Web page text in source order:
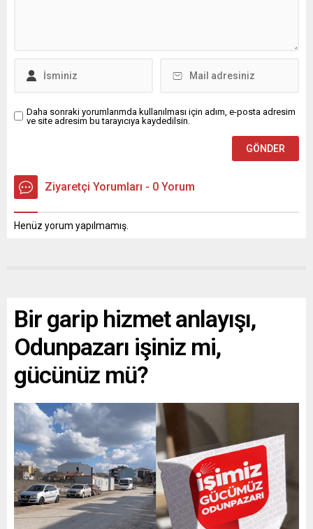
Daha sonraki yorumlarımda kullanılması için adım, e-posta adresim
ve site adresim bu tarayıcıya kaydedilsin.
Ziyaretçi Yorumları - 0 Yorum
Henüz yorum yapılmamış.
Bir garip hizmet anlayışı,
Odunpazarı işiniz mi,
gücünüz mü?